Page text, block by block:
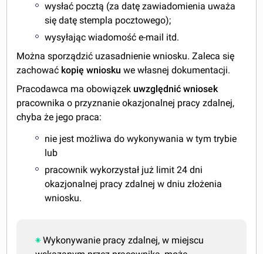
wysłać pocztą (za datę zawiadomienia uważa
się datę stempla pocztowego);
wysyłając wiadomość e-mail itd.
Można sporządzić uzasadnienie wniosku. Zaleca się
zachować kopię wniosku we własnej dokumentacji.
Pracodawca ma obowiązek uwzględnić wniosek
pracownika o przyznanie okazjonalnej pracy zdalnej,
chyba że jego praca:
nie jest możliwa do wykonywania w tym trybie
lub
pracownik wykorzystał już limit 24 dni
okazjonalnej pracy zdalnej w dniu złożenia
wniosku.
Wykonywanie pracy zdalnej, w miejscu